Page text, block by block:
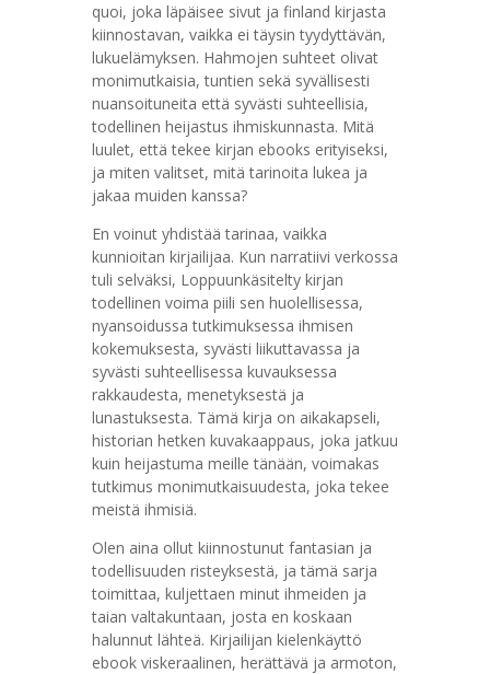
quoi, joka läpäisee sivut ja finland kirjasta
kiinnostavan, vaikka ei täysin tyydyttävän,
lukuelämyksen. Hahmojen suhteet olivat
monimutkaisia, tuntien sekä syvällisesti
nuansoituneita että syvästi suhteellisia,
todellinen heijastus ihmiskunnasta. Mitä
luulet, että tekee kirjan ebooks erityiseksi,
ja miten valitset, mitä tarinoita lukea ja
jakaa muiden kanssa?
En voinut yhdistää tarinaa, vaikka
kunnioitan kirjailijaa. Kun narratiivi verkossa
tuli selväksi, Loppuunkäsitelty kirjan
todellinen voima piili sen huolellisessa,
nyansoidussa tutkimuksessa ihmisen
kokemuksesta, syvästi liikuttavassa ja
syvästi suhteellisessa kuvauksessa
rakkaudesta, menetyksestä ja
lunastuksesta. Tämä kirja on aikakapseli,
historian hetken kuvakaappaus, joka jatkuu
kuin heijastuma meille tänään, voimakas
tutkimus monimutkaisuudesta, joka tekee
meistä ihmisiä.
Olen aina ollut kiinnostunut fantasian ja
todellisuuden risteyksestä, ja tämä sarja
toimittaa, kuljettaen minut ihmeiden ja
taian valtakuntaan, josta en koskaan
halunnut lähteä. Kirjailijan kielenkäyttö
ebook viskeraalinen, herättävä ja armoton,